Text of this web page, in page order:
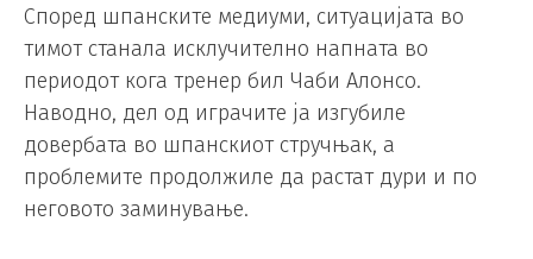
Според шпанските медиуми, ситуацијата во
тимот станала исклучително напната во
периодот кога тренер бил Чаби Алонсо.
Наводно, дел од играчите ја изгубиле
довербата во шпанскиот стручњак, а
проблемите продолжиле да растат дури и по
неговото заминување.